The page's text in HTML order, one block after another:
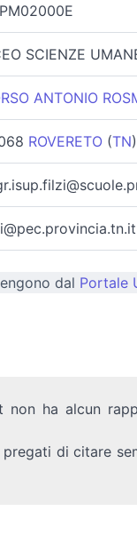
SCIENZE
ANTONIO
ROVERETO(TN)
dal Portale
non ha alcun
di citare